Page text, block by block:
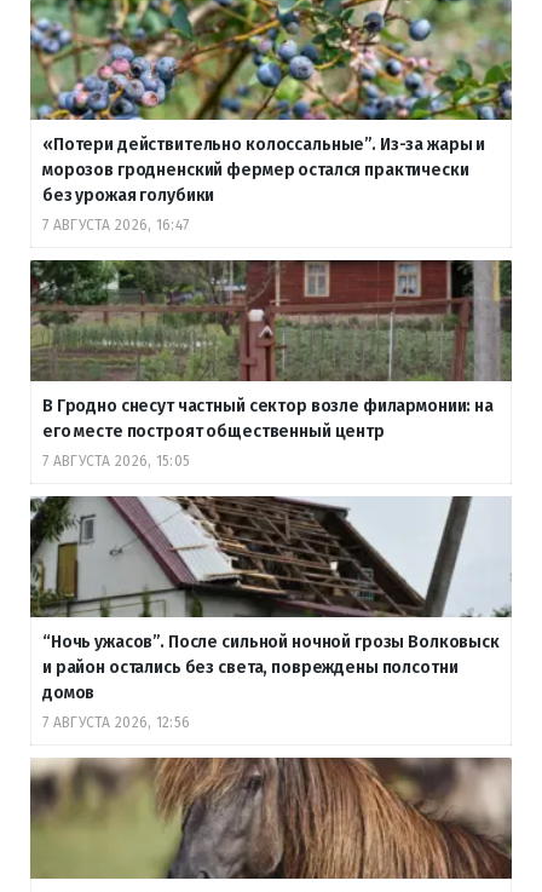
«Потери действительно колоссальные”. Из-за жары и
морозов гродненский фермер остался практически
без урожая голубики
7 АВГУСТА 2026, 16:47
В Гродно снесут частный сектор возле филармонии: на
его месте построят общественный центр
7 АВГУСТА 2026, 15:05
“Ночь ужасов”. После сильной ночной грозы Волковыск
и район остались без света, повреждены полсотни
домов
7 АВГУСТА 2026, 12:56